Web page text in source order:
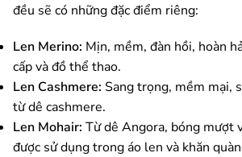
đều sẽ có những đặc điểm riêng:
Len Merino: Mịn, mềm, đàn hồi, hoàn
cấp và đồ thể thao.
Len Cashmere: Sang trọng, mềm mại,
từ dê cashmere.
Len Mohair: Từ dê Angora, bóng mượt
được sử dụng trong áo len và khăn